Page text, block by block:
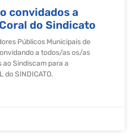
convidados a
do Sindicato
Públicos Municipais de
a todos/as os/as
Sindiscam para a
do SINDICATO.